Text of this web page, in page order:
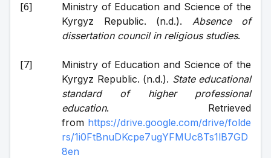
Ministry of Education and Science of the
Kyrgyz Republic. (n.d.). Absence of
dissertation council in religious studies.
Ministry of Education and Science of the
Kyrgyz Republic. (n.d.). State educational
standard of higher professional
education. Retrieved
from https://drive.google.com/drive/folde
rs/1i0FtBnuDKcpe7ugYFMUc8Ts1lB7GD
8en